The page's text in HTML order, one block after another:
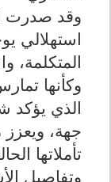
وقد صدرت
استهلالي
المتكلمة،
وكأنها
الذي يؤكد
جهة، ويعزز
تأملاتها
وتفاصيل